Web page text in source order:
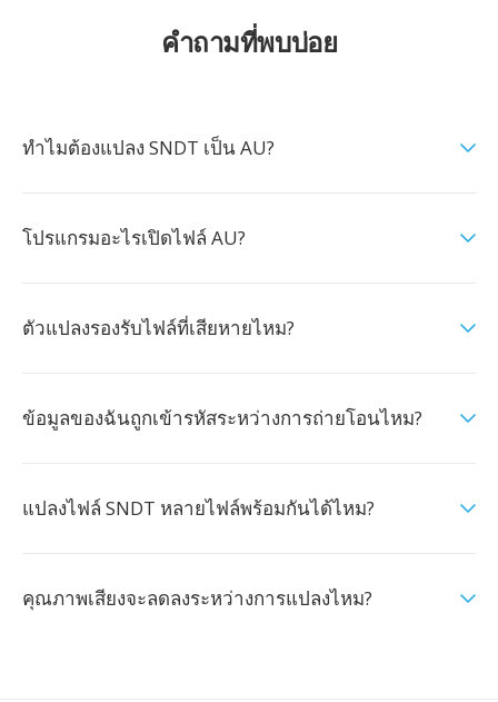
คำถามที่พบบ่อย
ทำไมต้องแปลง SNDT เป็น AU?
โปรแกรมอะไรเปิดไฟล์ AU?
ตัวแปลงรองรับไฟล์ที่เสียหายไหม?
ข้อมูลของฉันถูกเข้ารหัสระหว่างการถ่ายโอนไหม?
แปลงไฟล์ SNDT หลายไฟล์พร้อมกันได้ไหม?
คุณภาพเสียงจะลดลงระหว่างการแปลงไหม?